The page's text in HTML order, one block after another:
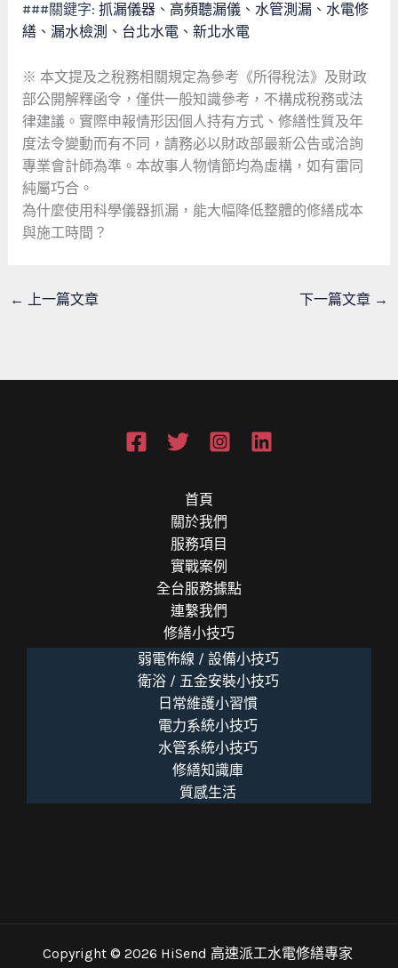
###關鍵字: 抓漏儀器、 高頻聽漏儀、 水管測漏、 水電修
繕、 漏水檢測 、 台北水電、 新北水電
※ 本文提及之稅務相關規定為參考《所得稅法》及財政
部公開解釋函令，僅供一般知識參考，不構成稅務或法
律建議。實際申報情形因個人持有方式、修繕性質及年
度法令變動而有不同，請務必以財政部最新公告或洽詢
專業會計師為準。本故事人物情節均為虛構，如有雷同
純屬巧合。
為什麼使用科學儀器抓漏，能大幅降低整體的修繕成本
與施工時間？
← 上一篇文章 下一篇文章 →
首頁
關於我們
服務項目
實戰案例
全台服務據點
連繫我們
修繕小技巧
弱電佈線 / 設備小技巧
衛浴 / 五金安裝小技巧
日常維護小習慣
電力系統小技巧
水管系統小技巧
修繕知識庫
質感生活
Copyright © 2026 HiSend 高速派工水電修繕專家